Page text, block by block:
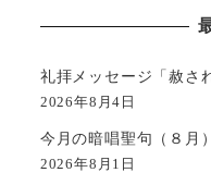
礼拝メッセージ「赦さ
2026年8月4日
今月の暗唱聖句（８月）
2026年8月1日